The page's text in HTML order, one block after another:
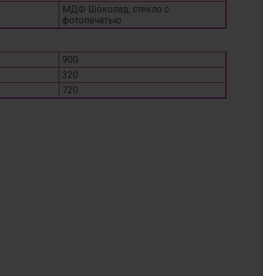
МДФ Шоколад, стекло с
фотопечатью
900
320
720